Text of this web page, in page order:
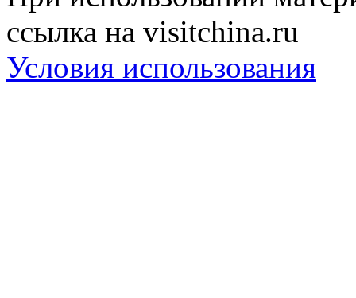
ссылка на visitchina.ru
Условия использования